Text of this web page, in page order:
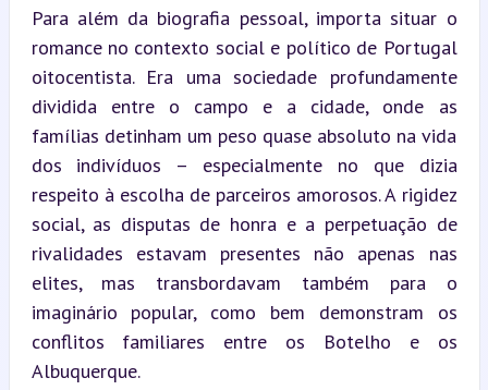
Para além da biografia pessoal, importa situar o
romance no contexto social e político de Portugal
oitocentista. Era uma sociedade profundamente
dividida entre o campo e a cidade, onde as
famílias detinham um peso quase absoluto na vida
dos indivíduos – especialmente no que dizia
respeito à escolha de parceiros amorosos. A rigidez
social, as disputas de honra e a perpetuação de
rivalidades estavam presentes não apenas nas
elites, mas transbordavam também para o
imaginário popular, como bem demonstram os
conflitos familiares entre os Botelho e os
Albuquerque.